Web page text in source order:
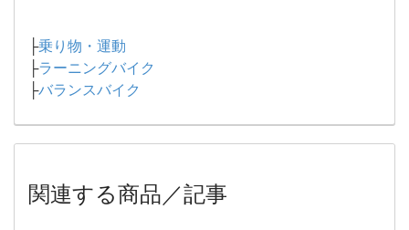
├乗り物・運動
├ラーニングバイク
├バランスバイク
関連する商品／記事